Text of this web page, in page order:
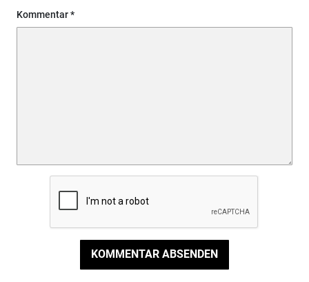
Kommentar
KOMMENTAR ABSENDEN